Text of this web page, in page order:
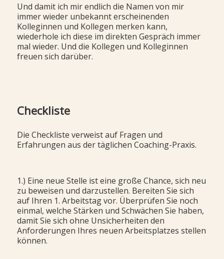
Und damit ich mir endlich die Namen von mir
immer wieder unbekannt erscheinenden
Kolleginnen und Kollegen merken kann,
wiederhole ich diese im direkten Gespräch immer
mal wieder. Und die Kollegen und Kolleginnen
freuen sich darüber.
Checkliste
Die Checkliste verweist auf Fragen und
Erfahrungen aus der täglichen Coaching-Praxis.
1.) Eine neue Stelle ist eine große Chance, sich neu
zu beweisen und darzustellen. Bereiten Sie sich
auf Ihren 1. Arbeitstag vor. Überprüfen Sie noch
einmal, welche Stärken und Schwächen Sie haben,
damit Sie sich ohne Unsicherheiten den
Anforderungen Ihres neuen Arbeitsplatzes stellen
können.